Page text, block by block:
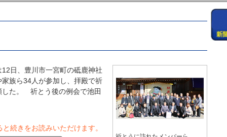
日、豊川市一宮町の砥鹿神社
族ら34人が参加し、拝殿で祈
した。 祈とう後の例会で池田
続きをお読みいただけます。